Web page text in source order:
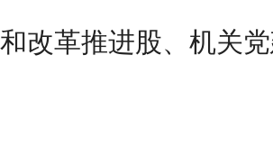
改革推进股、机关